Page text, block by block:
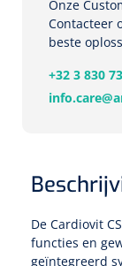
Holters
ECG's
Dopplers
Laser
Surgical
Onze
Contacteer
beste
+32 3 830
De Cardiovit
functies en
geïntegreerd